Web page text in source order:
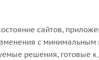
сайтов,
с минимальным
решения, готовые к